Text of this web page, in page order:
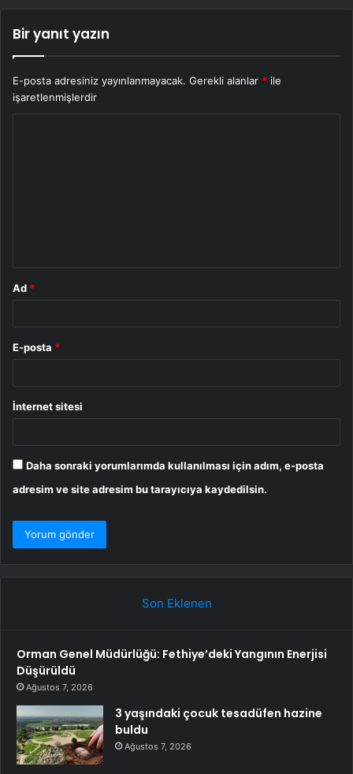
Bir yanıt yazın
E-posta adresiniz yayınlanmayacak. Gerekli alanlar * ile
işaretlenmişlerdir
Ad *
E-posta *
İnternet sitesi
Daha sonraki yorumlarımda kullanılması için adım, e-posta
adresim ve site adresim bu tarayıcıya kaydedilsin.
Son Eklenen
Orman Genel Müdürlüğü: Fethiye’deki Yangının Enerjisi
Düşürüldü
Ağustos 7, 2026
3 yaşındaki çocuk tesadüfen hazine
buldu
Ağustos 7, 2026